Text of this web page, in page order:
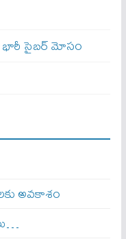
భారీ సైబర్ మోసం
అవకాశం